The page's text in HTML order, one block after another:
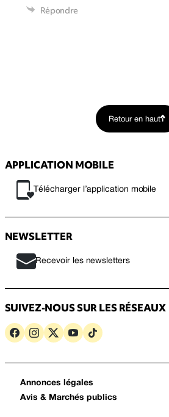
Répondre
Retour en haut
APPLICATION MOBILE
Télécharger l’application mobile
NEWSLETTER
Recevoir les newsletters
SUIVEZ-NOUS SUR LES RÉSEAUX
Annonces légales
Avis & Marchés publics